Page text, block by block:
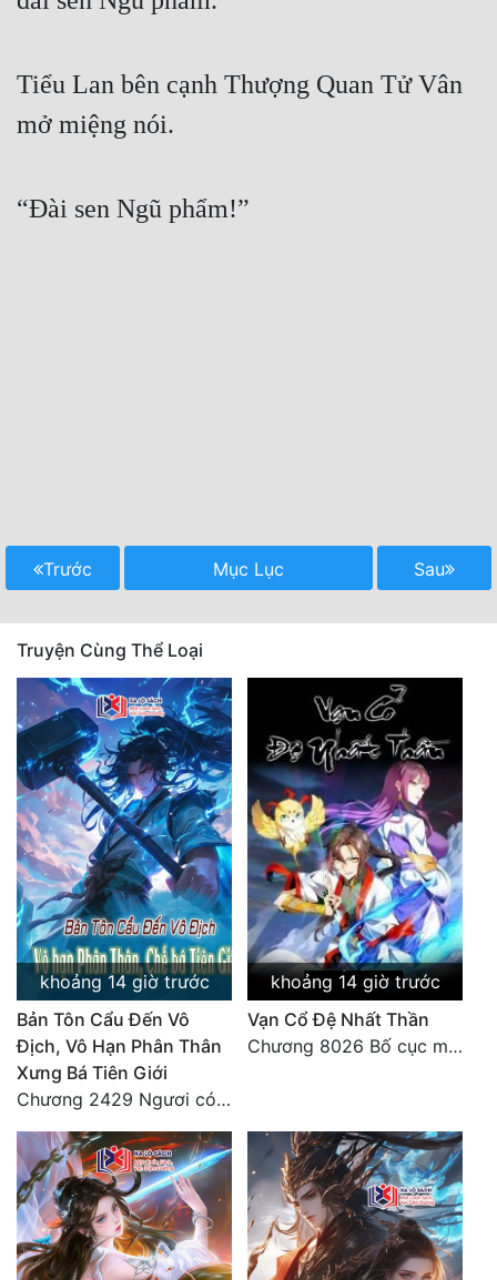
Tiểu Lan bên cạnh Thượng Quan Tử Vân
mở miệng nói.
“Đài sen Ngũ phẩm!”
Trước Mục Lục Sau
Truyện Cùng Thể Loại
khoảng 14 giờ trước
Bản Tôn Cẩu Đến Vô
Địch, Vô Hạn Phân Thân
Xưng Bá Tiên Giới
Chương 2429 Ngươi có tuệ nhãn? Ta có...
khoảng 14 giờ trước
Vạn Cổ Đệ Nhất Thần
Chương 8026 Bố cục mới